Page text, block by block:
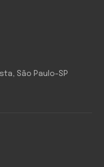
São Paulo-SP